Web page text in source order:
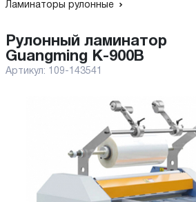
Ламинаторы рулонные
Рулонный ламинатор
Guangming K-900B
Артикул: 109-143541